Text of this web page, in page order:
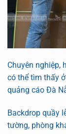
Chuyên nghiệp,
có thể tìm thấy
quảng cáo Đà
Backdrop quầy
tường, phòng